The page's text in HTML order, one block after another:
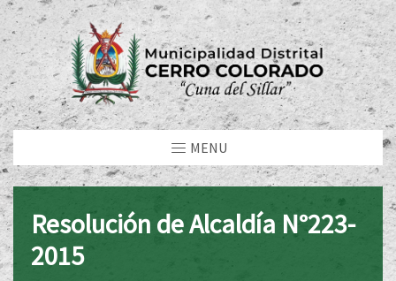
MENU
Resolución de Alcaldía N°223-
2015